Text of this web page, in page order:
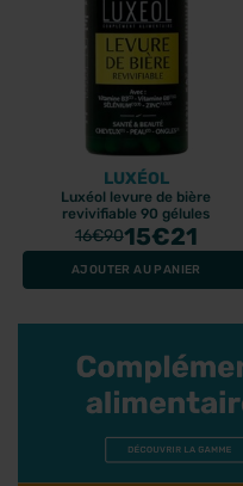
LUXÉOL
Luxéol levure de bière
revivifiable 90 gélules
16€9015€21
AJOUTER AU PANIER